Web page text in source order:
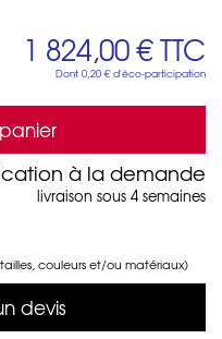
1 824,00 €TTC
Dont 0,20 € d'éco-participation
à la demande
livraison sous 4 semaines
couleurs et/ou matériaux)
devis